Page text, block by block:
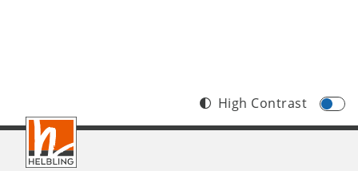
Footer
CH
High Contrast